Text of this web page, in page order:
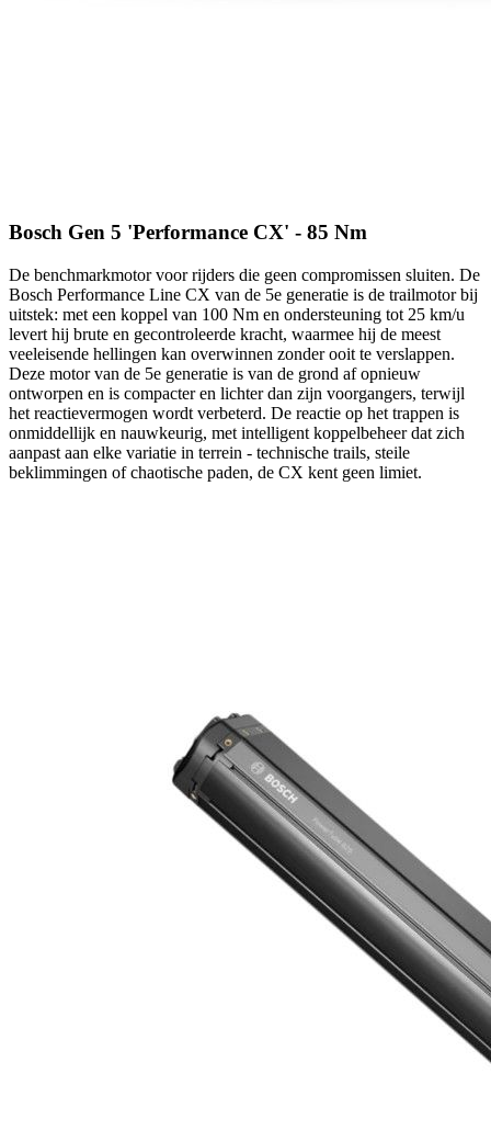
Bosch Gen 5 'Performance CX' - 85 Nm
De benchmarkmotor voor rijders die geen compromissen sluiten. De
Bosch Performance Line CX van de 5e generatie is de trailmotor bij
uitstek: met een koppel van 100 Nm en ondersteuning tot 25 km/u
levert hij brute en gecontroleerde kracht, waarmee hij de meest
veeleisende hellingen kan overwinnen zonder ooit te verslappen.
Deze motor van de 5e generatie is van de grond af opnieuw
ontworpen en is compacter en lichter dan zijn voorgangers, terwijl
het reactievermogen wordt verbeterd. De reactie op het trappen is
onmiddellijk en nauwkeurig, met intelligent koppelbeheer dat zich
aanpast aan elke variatie in terrein - technische trails, steile
beklimmingen of chaotische paden, de CX kent geen limiet.